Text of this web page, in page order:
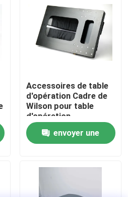
d'opération
Tableau d'opération
Accessoires de table
d'opération Cadre de
Wilson pour table
d'opération
envoyer une